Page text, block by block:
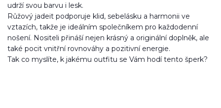
udrží svou barvu i lesk.
Růžový jadeit podporuje klid, sebelásku a harmonii ve
vztazích, takže je ideálním společníkem pro každodenní
nošení. Nositeli přináší nejen krásný a originální doplněk, ale
také pocit vnitřní rovnováhy a pozitivní energie.
Tak co myslíte, k jakému outfitu se Vám hodí tento šperk?